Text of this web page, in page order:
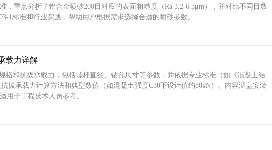
，重点分析了铝合金喷砂200目对应的表面粗糙度（Ra 3.2-6.3μm），并对比不同目数
1标准和行业实践，帮助用户根据需求选择合适的喷砂参数。
载力详解
格和抗拔承载力，包括螺杆直径、钻孔尺寸等参数，并依据专业标准（如《混凝土结
拔承载力计算方法和典型数值（如混凝土强度C30下设计值约80kN）。内容涵盖安装
用于工程技术人员参考。